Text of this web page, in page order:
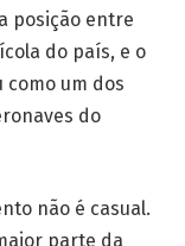
posição entre
do país, e o
como um dos
do
não é casual.
parte da